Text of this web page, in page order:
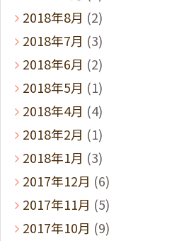
2018年8月 (2)
2018年7月 (3)
2018年6月 (2)
2018年5月 (1)
2018年4月 (4)
2018年2月 (1)
2018年1月 (3)
2017年12月 (6)
2017年11月 (5)
2017年10月 (9)